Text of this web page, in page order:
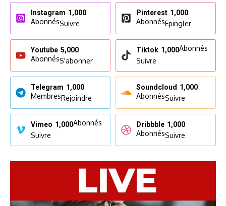
Instagram 1,000
AbonnésSuivre
Pinterest 1,000
AbonnésEpingler
Youtube 5,000
AbonnésS'abonner
Tiktok 1,000Abonnés
Suivre
Telegram 1,000
MembresRejoindre
Soundcloud 1,000
AbonnésSuivre
Vimeo 1,000Abonnés
Suivre
Dribbble 1,000
AbonnésSuivre